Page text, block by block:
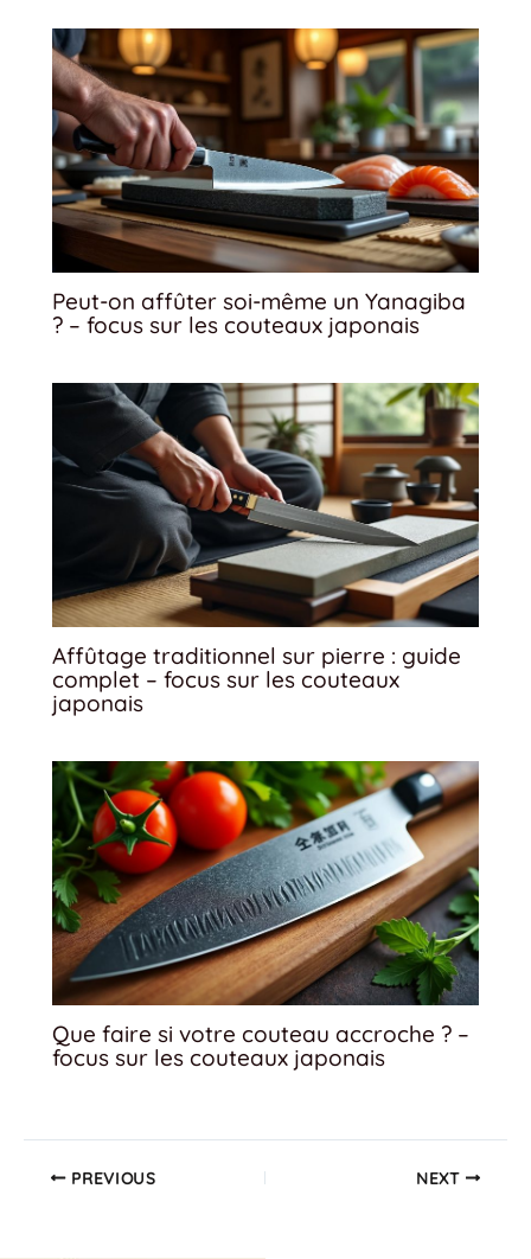
Peut-on affûter soi-même un Yanagiba
? – focus sur les couteaux japonais
Affûtage traditionnel sur pierre : guide
complet – focus sur les couteaux
japonais
Que faire si votre couteau accroche ? –
focus sur les couteaux japonais
PREVIOUS NEXT